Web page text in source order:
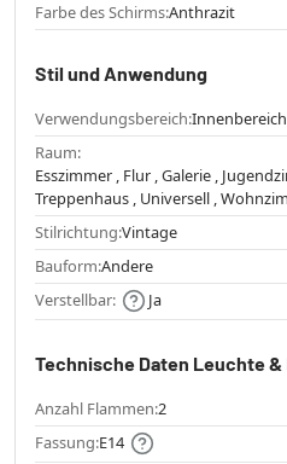
Farbe des Schirms:Anthrazit
Stil und Anwendung
Verwendungsbereich:Innenbereich
Raum:
Esszimmer , Flur , Galerie ,
Treppenhaus , Universell ,
Stilrichtung:Vintage
Bauform:Andere
Verstellbar:
Ja
Technische Daten Leuchte
Anzahl Flammen:2
Fassung:E14